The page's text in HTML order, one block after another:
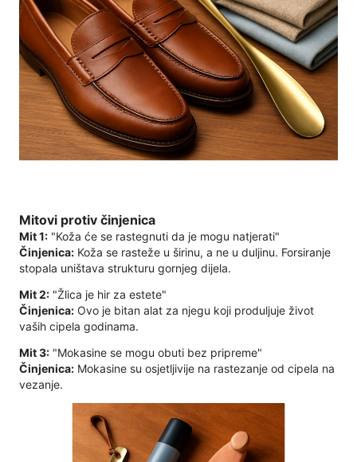
Mitovi protiv činjenica
Mit 1: "Koža će se rastegnuti da je mogu natjerati"
Činjenica: Koža se rasteže u širinu, a ne u duljinu. Forsiranje
stopala uništava strukturu gornjeg dijela.
Mit 2: "Žlica je hir za estete"
Činjenica: Ovo je bitan alat za njegu koji produljuje život
vaših cipela godinama.
Mit 3: "Mokasine se mogu obuti bez pripreme"
Činjenica: Mokasine su osjetljivije na rastezanje od cipela na
vezanje.